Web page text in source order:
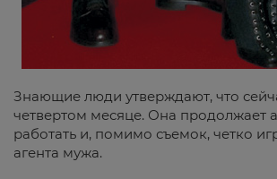
Знающие люди утверждают, что
четвертом месяце. Она продолжает
работать и, помимо съемок, четко
агента мужа.